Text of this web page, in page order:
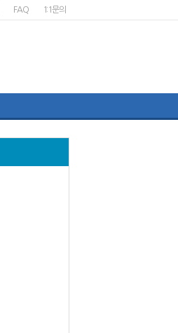
FAQ 1:1문의